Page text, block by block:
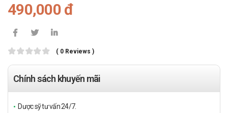
490,000 đ
( 0 Reviews )
Chính sách khuyến mãi
Dược sỹ tư vấn 24/7.